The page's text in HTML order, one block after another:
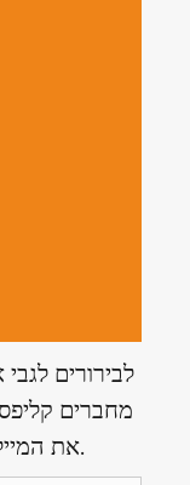
לבירורים
מחברים
את המייל שלכם וניצור קשר תוך 24 שעות.